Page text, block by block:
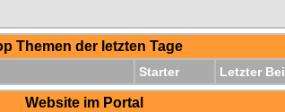
Themen der letzten Tage
Starter Letzter
Website im Portal